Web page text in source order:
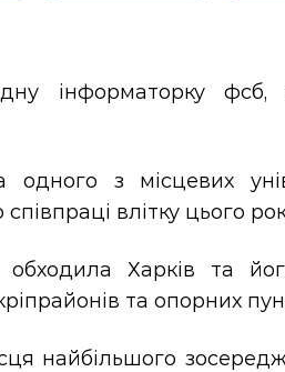
інформаторку фсб,
з місцевих
влітку цього
обходила Харків та
та опорних
найбільшого